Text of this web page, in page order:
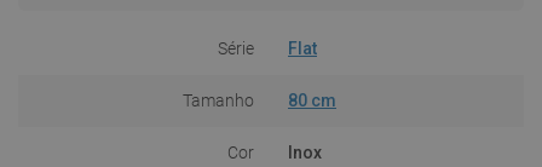
Série Flat
Tamanho 80 cm
Cor Inox